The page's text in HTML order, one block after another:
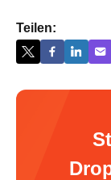
Teilen: